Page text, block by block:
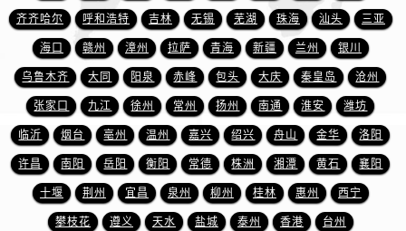
福建省莆田市城厢区霞林街道荔华东大道名士售后服务中心（需提前预约）
福建省三明市三元区东乾二路名士售后服务中心（需提前预约）
福建省漳州市龙文区步港路名士售后服务中心（需提前预约）
江苏省常州市新北区龙锦路1590号现代传媒中心5号楼10层1008室名士售后服务中心（需提前预约）
江苏省淮安市清江浦区淮海北路名士售后服务中心（需提前预约）
江苏省连云港市海州区通灌北路名士售后服务中心（需提前预约）
江苏省南京市秦淮区中山南路1号南京中心22层22-C1-C3室名士售后服务中心（需提前预约）
江苏省宿迁市宿城区西湖路名士售后服务中心（需提前预约）
齐齐哈尔 呼和浩特 吉林 无锡 芜湖 珠海 汕头 三亚
海口 赣州 漳州 拉萨 青海 新疆 兰州 银川
乌鲁木齐 大同 阳泉 赤峰 包头 大庆 秦皇岛 沧州
张家口 九江 徐州 常州 扬州 南通 淮安 潍坊
临沂 烟台 亳州 温州 嘉兴 绍兴 舟山 金华 洛阳
许昌 南阳 岳阳 衡阳 常德 株洲 湘潭 黄石 襄阳
十堰 荆州 宜昌 泉州 柳州 桂林 惠州 西宁
攀枝花 遵义 天水 盐城 泰州 香港 台州